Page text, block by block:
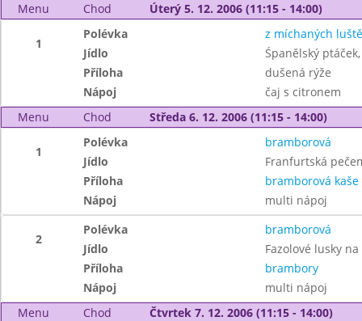
Menu
Chod Úterý 5. 12. 2006 (11:15 - 14:00)
1
Polévka
z míchaných
Jídlo
Śpanělský ptáček,
Příloha
dušená rýže
Nápoj
čaj s citronem
Menu
Chod Středa 6. 12. 2006 (11:15 - 14:00)
1
Polévka
bramborová
Jídlo
Franfurtská
Příloha
bramborová kaše
Nápoj
multi nápoj
2
Polévka
bramborová
Jídlo
Fazolové lusky
Příloha
brambory
Nápoj
multi nápoj
Menu
Chod Čtvrtek 7. 12. 2006 (11:15 - 14:00)